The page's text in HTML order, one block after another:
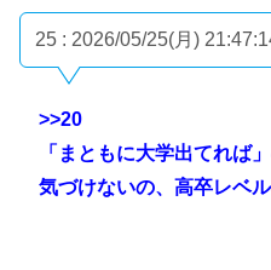
25 : 2026/05/25(月)
>>20
「まともに大学出てれば
気づけないの、高卒レベ